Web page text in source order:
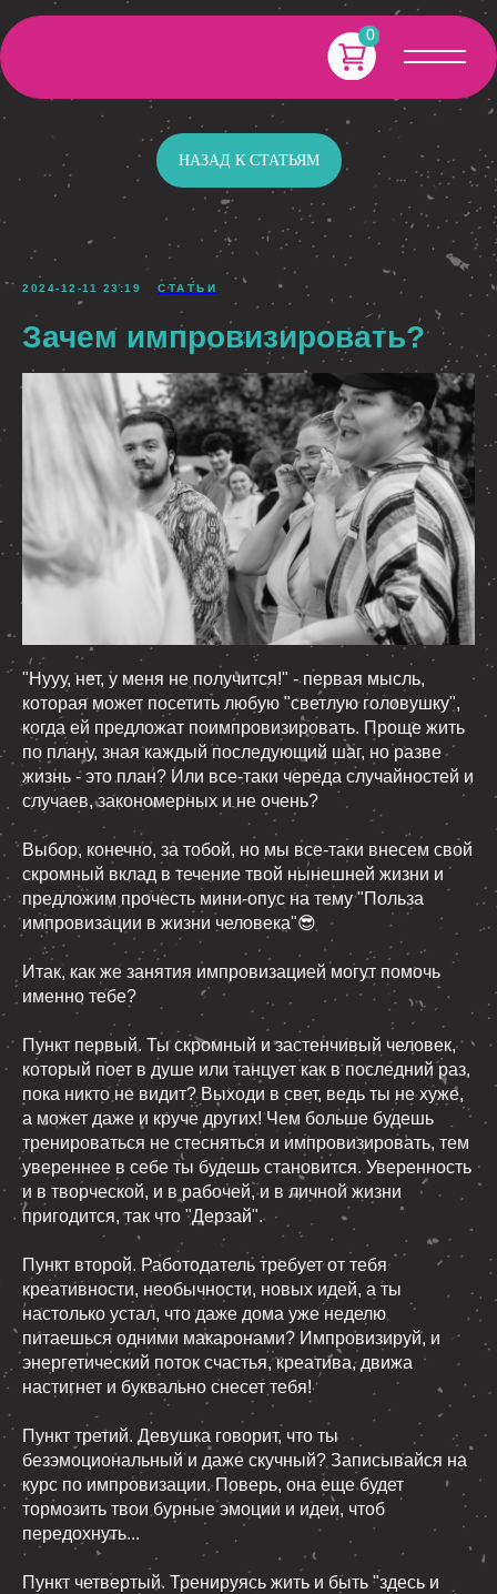
НАЗАД К СТАТЬЯМ
2024-12-11 23:19 СТАТЬИ
Зачем импровизировать?
"Нууу, нет, у меня не получится!" - первая мысль,
которая может посетить любую "светлую головушку",
когда ей предложат поимпровизировать. Проще жить
по плану, зная каждый последующий шаг, но разве
жизнь - это план? Или все-таки череда случайностей и
случаев, закономерных и не очень?
Выбор, конечно, за тобой, но мы все-таки внесем свой
скромный вклад в течение твой нынешней жизни и
предложим прочесть мини-опус на тему "Польза
импровизации в жизни человека"😎
Итак, как же занятия импровизацией могут помочь
именно тебе?
Пункт первый. Ты скромный и застенчивый человек,
который поет в душе или танцует как в последний раз,
пока никто не видит? Выходи в свет, ведь ты не хуже,
а может даже и круче других! Чем больше будешь
тренироваться не стесняться и импровизировать, тем
увереннее в себе ты будешь становится. Уверенность
и в творческой, и в рабочей, и в личной жизни
пригодится, так что "Дерзай".
Пункт второй. Работодатель требует от тебя
креативности, необычности, новых идей, а ты
настолько устал, что даже дома уже неделю
питаешься одними макаронами? Импровизируй, и
энергетический поток счастья, креатива, движа
настигнет и буквально снесет тебя!
Пункт третий. Девушка говорит, что ты
безэмоциональный и даже скучный? Записывайся на
курс по импровизации. Поверь, она еще будет
тормозить твои бурные эмоции и идеи, чтоб
передохнуть...
Пункт четвертый. Тренируясь жить и быть "здесь и